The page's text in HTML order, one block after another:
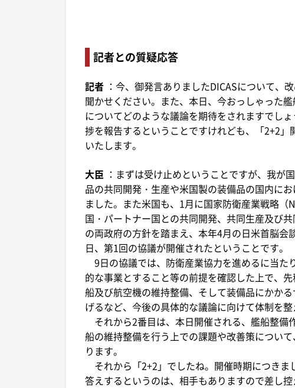
記者との質疑応答
記者 ：今、御発言ありましたDICASについて、
聞かせください。また、本日、今おっしゃった
についてどのような議論を期待をされますでし
捗を報告するということですけれども、「2+2
いたします。
大臣 ：まずは受け止めということですが、我が
品の共同開発・生産や米国製の装備品の国内に
ました。また米国も、1月に国家防衛産業戦略
国・パートナー国との共同開発、共同生産及び
の両政府の方針を踏まえ、本年4月の日米首脳
日、第1回の協議が開催されたということです。
9日の協議では、防衛産業協力を進めるに当た
的な事業とすること等の前提を確認した上で、
船及び航空機の維持整備、そして装備品にかか
げるなど、今後の具体的な議論に向けて体制を
それから2番目は、本日開催される、艦船整備
船の維持整備を行う上での課題や改善策につい
ります。
それから「2+2」でしたね。開催時期につき
答えするというのは、相手もありますので差し控